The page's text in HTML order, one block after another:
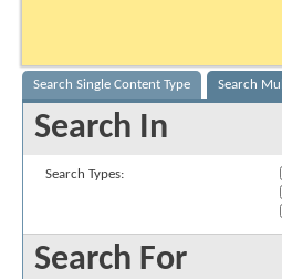
Search Single Content Type Search
Search In
Search Types:
Search For